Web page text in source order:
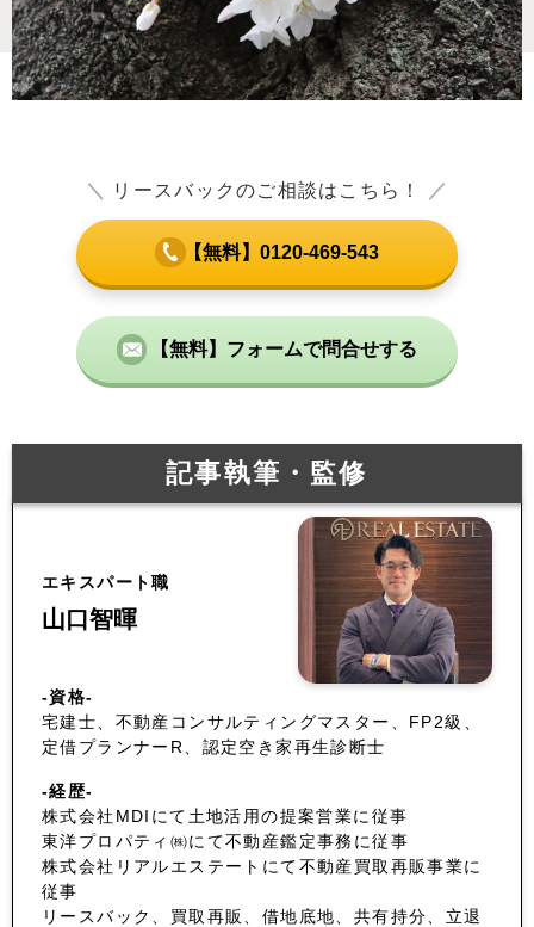
＼ リースバックのご相談はこちら！ ／
【無料】0120-469-543
【無料】フォームで問合せする
記事執筆・監修
エキスパート職
山口智暉
-資格-
宅建士、不動産コンサルティングマスター、FP2級、
定借プランナーR、認定空き家再生診断士
-経歴-
株式会社MDIにて土地活用の提案営業に従事
東洋プロパティ㈱にて不動産鑑定事務に従事
株式会社リアルエステートにて不動産買取再販事業に
従事
リースバック、買取再販、借地底地、共有持分、立退